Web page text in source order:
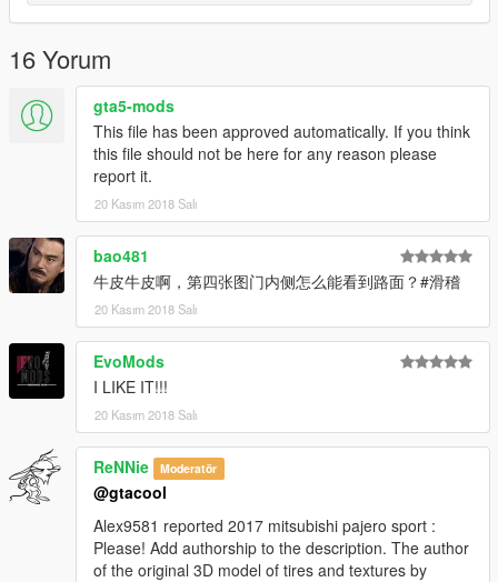
16 Yorum
gta5-mods
This file has been approved automatically. If you think
this file should not be here for any reason please
report it.
20 Kasım 2018 Salı
bao481
牛皮牛皮啊，第四张图门内侧怎么能看到路面？#滑稽
20 Kasım 2018 Salı
EvoMods
I LIKE IT!!!
20 Kasım 2018 Salı
ReNNie Moderatör
@gtacool
Alex9581 reported 2017 mitsubishi pajero sport :
Please! Add authorship to the description. The author
of the original 3D model of tires and textures by